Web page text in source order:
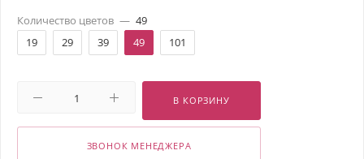
Количество цветов — 49
19
29 39 49 101
В КОРЗИНУ
ЗВОНОК МЕНЕДЖЕРА